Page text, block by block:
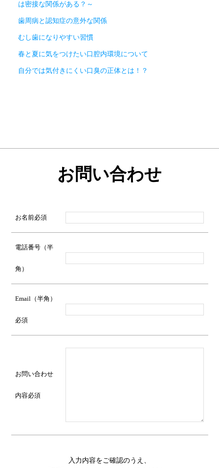
は密接な関係がある？～
歯周病と認知症の意外な関係
むし歯になりやすい習慣
春と夏に気をつけたい口腔内環境について
自分では気付きにくい口臭の正体とは！？
お問い合わせ
お名前必須
電話番号（半
角）
Email（半角）
必須
お問い合わせ
内容必須
入力内容をご確認のうえ、